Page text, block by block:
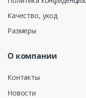
Качество, уход
Размеры
О компании
Контакты
Новости